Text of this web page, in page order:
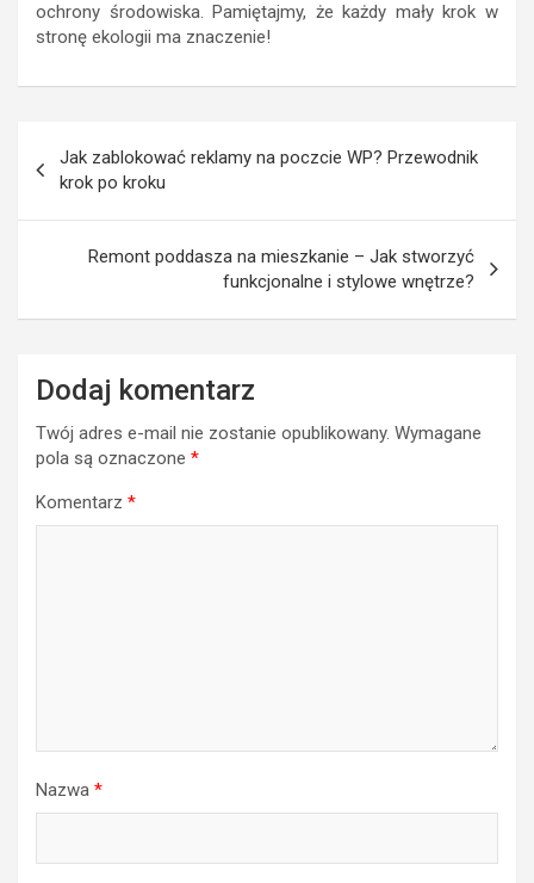
ochrony środowiska. Pamiętajmy, że każdy mały krok w
stronę ekologii ma znaczenie!
wpisu
Jak zablokować reklamy na poczcie WP? Przewodnik
krok po kroku
Remont poddasza na mieszkanie – Jak stworzyć
funkcjonalne i stylowe wnętrze?
Dodaj komentarz
Twój adres e-mail nie zostanie opublikowany. Wymagane
pola są oznaczone *
Komentarz *
Nazwa *